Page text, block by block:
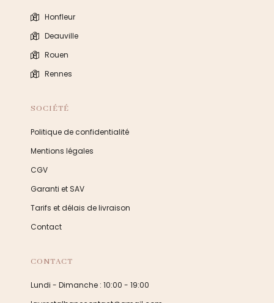
Honfleur
Deauville
Rouen
Rennes
SOCIÉTÉ
Politique de confidentialité
Mentions légales
CGV
Garanti et SAV
Tarifs et délais de livraison
Contact
CONTACT
Lundi - Dimanche : 10:00 - 19:00